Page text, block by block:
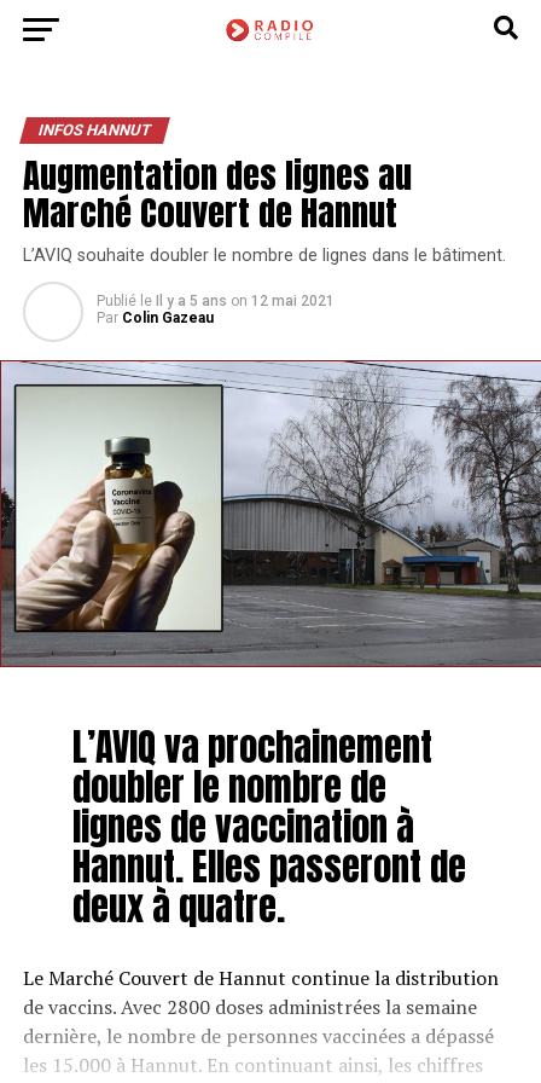
INFOS HANNUT
Augmentation des lignes au
Marché Couvert de Hannut
L’AVIQ souhaite doubler le nombre de lignes dans le bâtiment.
Publié le Il y a 5 ans on 12 mai 2021
Par Colin Gazeau
L’AVIQ va prochainement
doubler le nombre de
lignes de vaccination à
Hannut. Elles passeront de
deux à quatre.
Le Marché Couvert de Hannut continue la distribution
de vaccins. Avec 2800 doses administrées la semaine
dernière, le nombre de personnes vaccinées a dépassé
les 15.000 à Hannut. En continuant ainsi, les chiffres